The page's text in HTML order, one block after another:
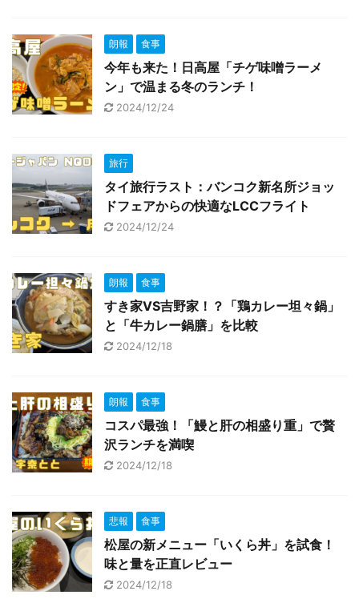
朗報 食事
今年も来た！日高屋「チゲ味噌ラーメ
ン」で温まる冬のランチ！
2024/12/24
旅行
タイ旅行ラスト：バンコク新名所ジョッ
ドフェアからの快適なLCCフライト
2024/12/24
朗報 食事
すき家VS吉野家！？「鶏カレー坦々鍋」
と「牛カレー鍋膳」を比較
2024/12/18
朗報 食事
コスパ最強！「鰻と肝の相盛り重」で贅
沢ランチを満喫
2024/12/18
悲報 食事
松屋の新メニュー「いくら丼」を試食！
味と量を正直レビュー
2024/12/18